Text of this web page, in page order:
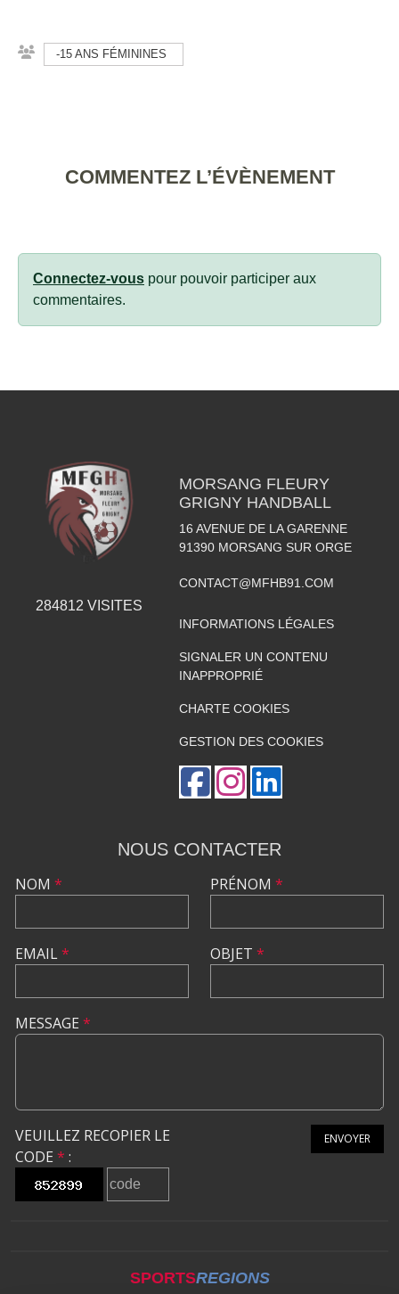
-15 ANS FÉMININES
COMMENTEZ L’ÉVÈNEMENT
Connectez-vous pour pouvoir participer aux
commentaires.
284812 VISITES
MORSANG FLEURY
GRIGNY HANDBALL
16 AVENUE DE LA GARENNE
91390 MORSANG SUR ORGE
CONTACT@MFHB91.COM
INFORMATIONS LÉGALES
SIGNALER UN CONTENU
INAPPROPRIÉ
CHARTE COOKIES
GESTION DES COOKIES
NOUS CONTACTER
NOM *
EMAIL*
PRÉNOM *
OBJET *
MESSAGE *
VEUILLEZ RECOPIER LE
CODE * :
ENVOYER
SPORTSREGIONS